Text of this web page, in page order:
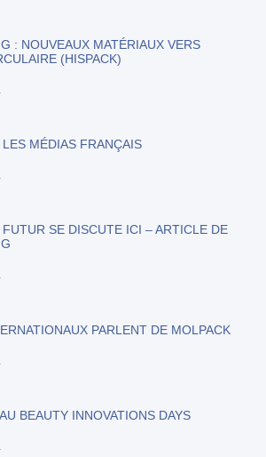
: NOUVEAUX MATÉRIAUX VERS
(HISPACK)
MÉDIAS FRANÇAIS
FUTUR SE DISCUTE ICI – ARTICLE DE
PARLENT DE MOLPACK
BEAUTY INNOVATIONS DAYS